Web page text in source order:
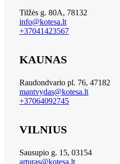
Tilžės g. 80A, 78132
info@kotesa.lt
+37041423567
KAUNAS
Raudondvario pl. 76, 47182
mantvydas@kotesa.lt
+37064092745
VILNIUS
Sausupio g. 15, 03154
arturas@kotesa.lt